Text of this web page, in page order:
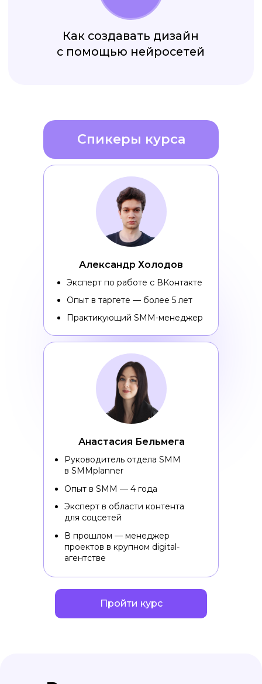
Александр Холодов
Эксперт по работе с ВКонтакте
Опыт в таргете — более 5 лет
Практикующий SMM-менеджер
Анастасия Бельмега
Руководитель отдела SMM
в SMMplanner
Опыт в SMM — 4 года
Эксперт в области контента
для соцсетей
В прошлом — менеджер
проектов в крупном digital-
агентстве
Спикеры курса
Пройти курс